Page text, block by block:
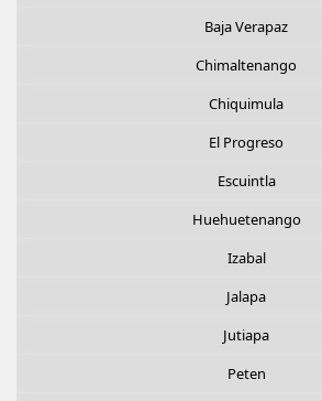
Baja Verapaz
Chimaltenango
Chiquimula
El Progreso
Escuintla
Huehuetenango
Izabal
Jalapa
Jutiapa
Peten